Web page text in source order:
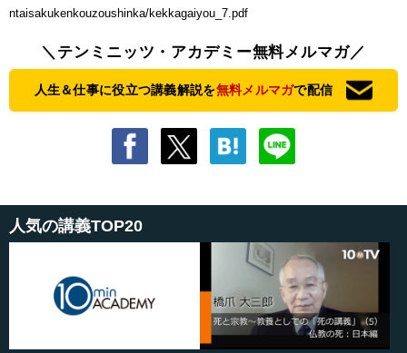
ntaisakukenkouzoushinka/kekkagaiyou_7.pdf
＼テンミニッツ・アカデミー無料メルマガ／
人生＆仕事に役立つ講義解説を無料メルマガで配信
人気の講義TOP20